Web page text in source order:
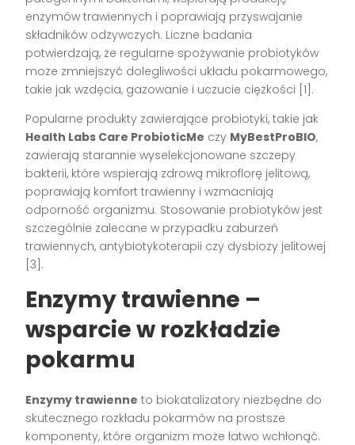
enzymów trawiennych i poprawiają przyswajanie
składników odżywczych. Liczne badania
potwierdzają, że regularne spożywanie probiotyków
może zmniejszyć dolegliwości układu pokarmowego,
takie jak wzdęcia, gazowanie i uczucie ciężkości [1].
Popularne produkty zawierające probiotyki, takie jak
Health Labs Care ProbioticMe czy MyBestProBIO,
zawierają starannie wyselekcjonowane szczepy
bakterii, które wspierają zdrową mikroflorę jelitową,
poprawiają komfort trawienny i wzmacniają
odporność organizmu. Stosowanie probiotyków jest
szczególnie zalecane w przypadku zaburzeń
trawiennych, antybiotykoterapii czy dysbiozy jelitowej
[3].
Enzymy trawienne –
wsparcie w rozkładzie
pokarmu
Enzymy trawienne to biokatalizatory niezbędne do
skutecznego rozkładu pokarmów na prostsze
komponenty, które organizm może łatwo wchłonąć.